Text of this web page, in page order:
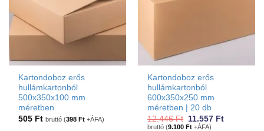
Kartondoboz erős
hullámkartonból
500x350x100 mm
méretben
505 Ft bruttó (398Ft +ÁFA)
Kartondoboz erős
hullámkartonból
600x350x250 mm
méretben | 20 db
12.446Ft Original
price
11.557 FtCurrent
bruttó (9.100Ft +ÁFA)